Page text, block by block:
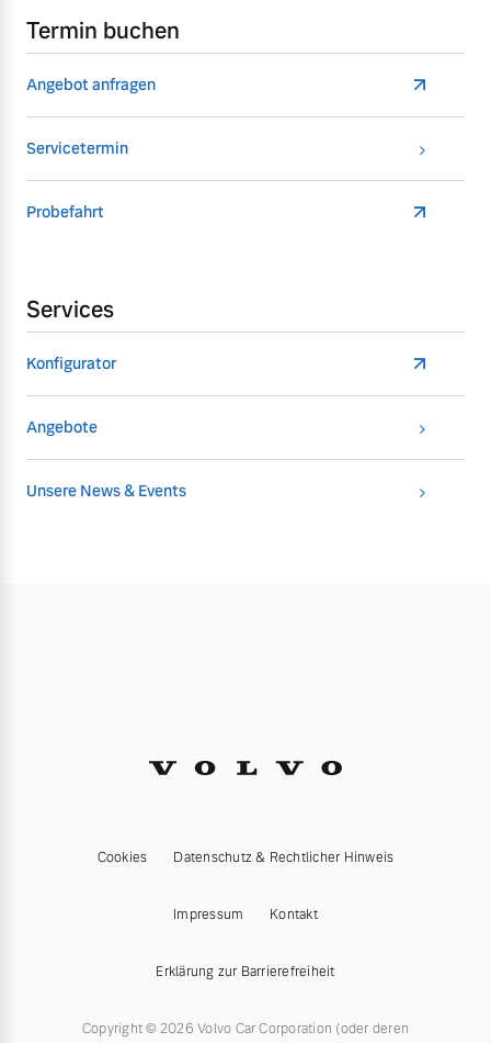
Termin buchen
Angebot anfragen
Servicetermin
Probefahrt
Services
Konfigurator
Angebote
Unsere News & Events
Cookies Datenschutz & Rechtlicher Hinweis
Impressum Kontakt
Erklärung zur Barrierefreiheit
Copyright © 2026 Volvo Car Corporation (oder deren